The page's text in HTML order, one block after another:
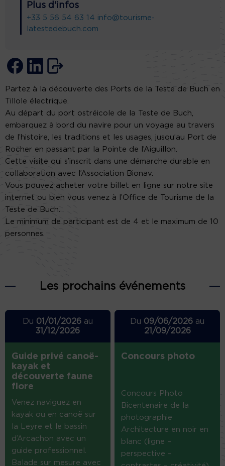
Plus d'infos
+33 5 56 54 63 14 info@tourisme-
latestedebuch.com
Partez à la découverte des Ports de la Teste de Buch en
Tillole électrique.
Au départ du port ostréicole de la Teste de Buch,
embarquez à bord du navire pour un voyage au travers
de l’histoire, les traditions et les usages, jusqu’au Port de
Rocher en passant par la Pointe de l’Aiguillon.
Cette visite qui s’inscrit dans une démarche durable en
collaboration avec l’Association Bionav.
Vous pouvez acheter votre billet en ligne sur notre site
internet ou bien vous venez à l’Office de Tourisme de la
Teste de Buch.
Le minimum de participant est de 4 et le maximum de 10
personnes.
Les prochains événements
Du 01/01/2026au
31/12/2026
Guide privé canoë-
kayak et
découverte faune
flore
Venez naviguez en
kayak ou en canoë sur
la Leyre et le bassin
d’Arcachon avec un
guide professionnel.
Balade sur mesure avec
Du 09/06/2026 au
21/09/2026
Concours photo
Concours Photo
Bicentenaire de la
photographie
Architecture en noir en
blanc (ligne –
perspective –